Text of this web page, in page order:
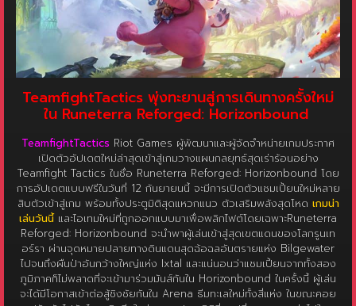
TeamfightTactics พุ่งทะยานสู่การเดินทางครั้งใหม่
ใน Runeterra Reforged: Horizonbound
TeamfightTacticsRiot Games ผู้พัฒนาและผู้จัดจำหน่ายเกมประกาศ
Teamfight Tactics ในชื่อ Runeterra Reforged: Horizonbound โดย
การอัปเดตแบบฟรีในวันที่ 12 กันยายนนี้ จะมีการเปิดตัวแชมเปี้ยนใหม่หลาย
สิบตัวเข้าสู่เกม พร้อมทั้งประตูมิติสุดแหวกแนว ตัวเสริมพลังสุดโหดเกมน่า
เล่นวันนี้และไอเทมใหม่ที่ถูกออกแบบมาเพื่อพลิกไฟต์โดยเฉพาะRuneterra
Reforged: Horizonbound จะนำพาผู้เล่นเข้าสู่สุดเขตแดนของโลกรูนเท
อร์รา ผ่านจุดหมายปลายทางดินแดนสุดฉ้อฉลอันตรายแห่ง Bilgewater
ไปจนถึงผืนป่าอันกว้างใหญ่แห่ง Ixtal และแน่นอนว่าแชมเปี้ยนจากทั้งสอง
ภูมิภาคก็ไม่พลาดที่จะเข้ามาร่วมมันส์กันใน Horizonbound ในครั้งนี้ ผู้เล่น
จะได้มีโอกาสเข้าต่อสู้ชิงชัยกันใน Arena ธีมทะเลใหม่ทั้งสี่แห่ง ในขณะคอย
ปรับตัวไปกับไดนามิกทีมใหม่ ๆ และประตูมิติที่จะเปลี่ยนกฎการเล่นไปใน
ทิศทางใหม่สุดแสนแปลกตา